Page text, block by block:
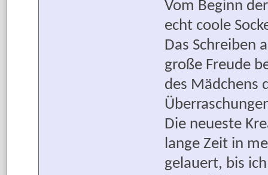
Vom Beginn
echt coole
Das Schreiben
große Freude
des Mädchens
Die neueste
lange Zeit in
gelauert, bis